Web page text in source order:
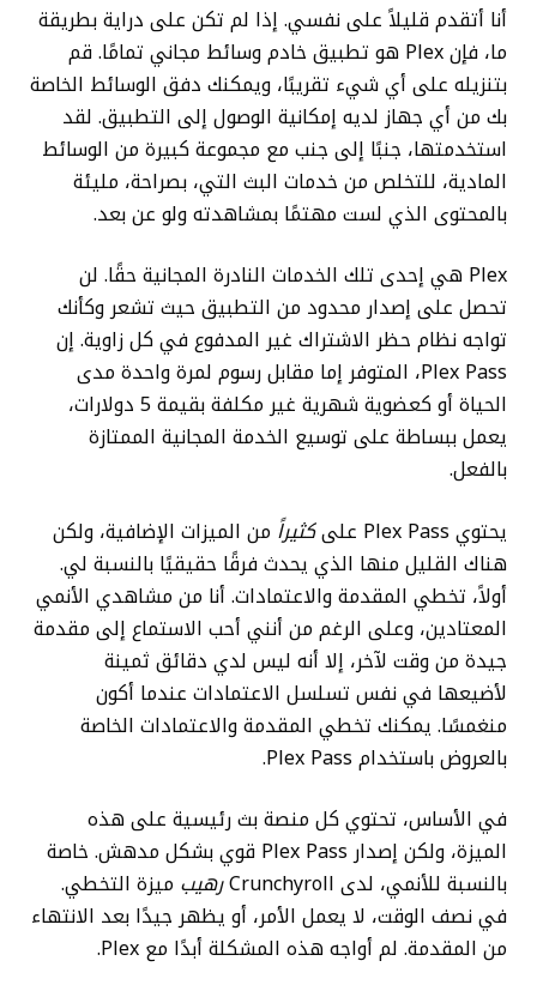
أنا أتقدم قليلاً على نفسي. إذا لم تكن على دراية بطريقة
ما، فإن Plex هو تطبيق خادم وسائط مجاني تمامًا. قم
بتنزيله على أي شيء تقريبًا، ويمكنك دفق الوسائط الخاصة
بك من أي جهاز لديه إمكانية الوصول إلى التطبيق. لقد
استخدمتها، جنبًا إلى جنب مع مجموعة كبيرة من الوسائط
المادية، للتخلص من خدمات البث التي، بصراحة، مليئة
بالمحتوى الذي لست مهتمًا بمشاهدته ولو عن بعد.
Plex هي إحدى تلك الخدمات النادرة المجانية حقًا. لن
تحصل على إصدار محدود من التطبيق حيث تشعر وكأنك
تواجه نظام حظر الاشتراك غير المدفوع في كل زاوية. إن
Plex Pass، المتوفر إما مقابل رسوم لمرة واحدة مدى
الحياة أو كعضوية شهرية غير مكلفة بقيمة 5 دولارات،
يعمل ببساطة على توسيع الخدمة المجانية الممتازة
بالفعل.
يحتوي Plex Pass على
كثيراً من الميزات الإضافية، ولكن
هناك القليل منها الذي يحدث فرقًا حقيقيًا بالنسبة لي.
أولاً، تخطي المقدمة والاعتمادات. أنا من مشاهدي الأنمي
المعتادين، وعلى الرغم من أنني أحب الاستماع إلى مقدمة
جيدة من وقت لآخر، إلا أنه ليس لدي دقائق ثمينة
لأضيعها في نفس تسلسل الاعتمادات عندما أكون
منغمسًا. يمكنك تخطي المقدمة والاعتمادات الخاصة
بالعروض باستخدام Plex Pass.
في الأساس، تحتوي كل منصة بث رئيسية على هذه
الميزة، ولكن إصدار Plex Pass قوي بشكل مدهش. خاصة
بالنسبة للأنمي، لدى Crunchyroll
رهيب ميزة التخطي.
في نصف الوقت، لا يعمل الأمر، أو يظهر جيدًا بعد الانتهاء
من المقدمة. لم أواجه هذه المشكلة أبدًا مع Plex.